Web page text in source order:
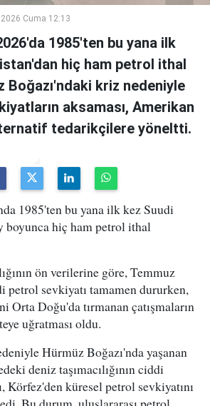
Cuma 12:13
1985'ten bu yana ilk
hiç ham petrol ithal
Boğazı'ndaki kriz nedeniyle
aksaması, Amerikan
tedarikçilere yöneltti.
1985'ten bu yana ilk kez Suudi
boyunca hiç ham petrol ithal
ön verilerine göre, Temmuz
petrol sevkiyatı tamamen dururken,
Orta Doğu'da tırmanan çatışmaların
uğratması oldu.
Hürmüz Boğazı'nda yaşanan
deniz taşımacılığının ciddi
Körfez'den küresel petrol sevkiyatını